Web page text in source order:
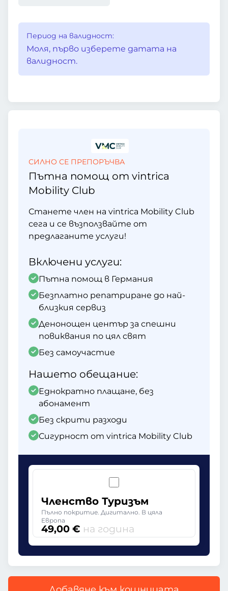
Период на валидност:
Моля, първо изберете датата на
валидност.
СИЛНО СЕ ПРЕПОРЪЧВА
Пътна помощ от vintrica
Mobility Club
Станете член на vintrica Mobility Club
сега и се възползвайте от
предлаганите услуги!
Включени услуги:
Пътна помощ в Германия
Безплатно репатриране до най-
близкия сервиз
Денонощен център за спешни
повиквания по цял свят
Без самоучастие
Нашето обещание:
Еднократно плащане, без
абонамент
Без скрити разходи
Сигурност от vintrica Mobility Club
Членство Туризъм
Пълно покритие. Дигитално. В цяла
Европа
49,00 € на година